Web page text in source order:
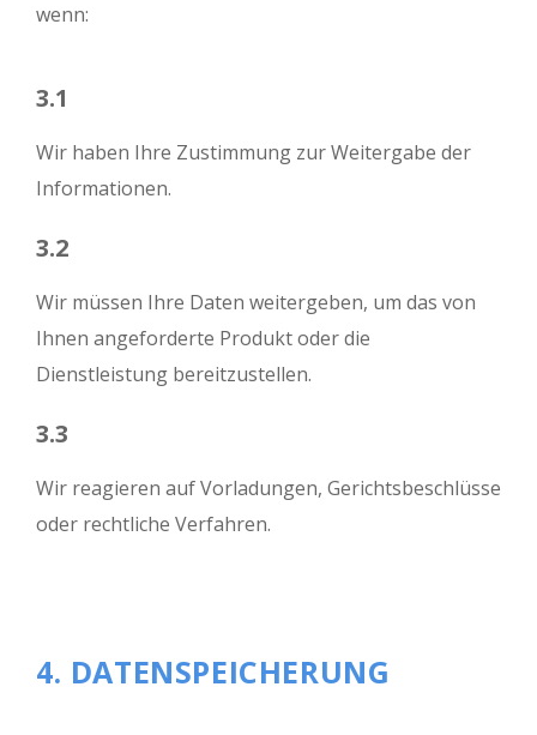
wenn:
3.1
Wir haben Ihre Zustimmung zur Weitergabe der
Informationen.
3.2
Wir müssen Ihre Daten weitergeben, um das von
Ihnen angeforderte Produkt oder die
Dienstleistung bereitzustellen.
3.3
Wir reagieren auf Vorladungen, Gerichtsbeschlüsse
oder rechtliche Verfahren.
4. DATENSPEICHERUNG